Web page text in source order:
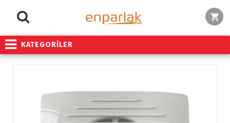
KATEGORİLER